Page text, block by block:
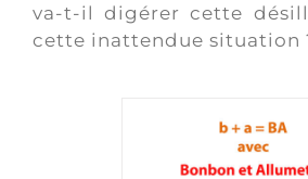
va-t-il digérer cette
cette inattendue situation